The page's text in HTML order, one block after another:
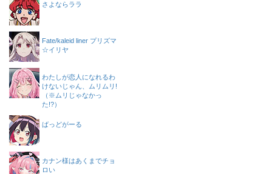
さよならララ
Fate/kaleid liner プリズマ
☆イリヤ
わたしが恋人になれるわ
けないじゃん、ムリムリ!
（※ムリじゃなかっ
た!?）
ばっどがーる
カナン様はあくまでチョ
ロい